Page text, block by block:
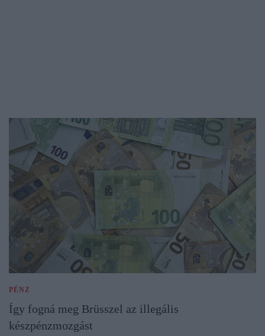
PÉNZ
Így fogná meg Brüsszel az illegális
készpénzmozgást